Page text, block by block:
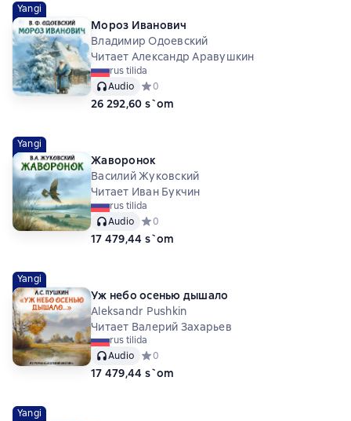
Yangi
Мороз Иванович
Владимир Одоевский
Читает Александр Аравушкин
rus tilida
Audio
Средний рейтинг 0 на основе 0 оценок
0
26 292,60 s`om
Yangi
Жаворонок
Василий Жуковский
Читает Иван Букчин
rus tilida
Audio
Средний рейтинг 0 на основе 0 оценок
0
17 479,44 s`om
Yangi
Уж небо осенью дышало
Aleksandr Pushkin
Читает Валерий Захарьев
rus tilida
Audio
Средний рейтинг 0 на основе 0 оценок
0
17 479,44 s`om
Yangi